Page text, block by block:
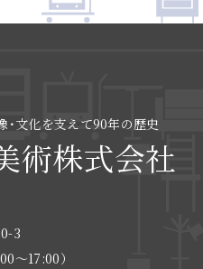
･文化を支えて90年の歴史
術株式会社
3
〜17:00）